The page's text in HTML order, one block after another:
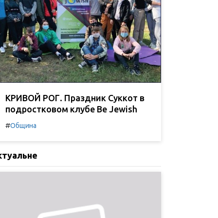
КРИВОЙ РОГ. Праздник Суккот в
подростковом клубе Be Jewish
#Община